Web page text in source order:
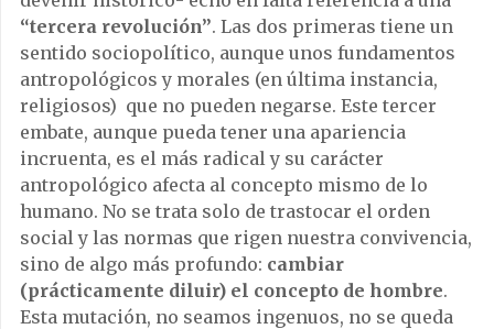
“tercera revolución”. Las dos primeras tiene un
sentido sociopolítico, aunque unos fundamentos
antropológicos y morales (en última instancia,
religiosos) que no pueden negarse. Este tercer
embate, aunque pueda tener una apariencia
incruenta, es el más radical y su carácter
antropológico afecta al concepto mismo de lo
humano. No se trata solo de trastocar el orden
social y las normas que rigen nuestra convivencia,
sino de algo más profundo: cambiar
(prácticamente diluir) el concepto de hombre.
Esta mutación, no seamos ingenuos, no se queda